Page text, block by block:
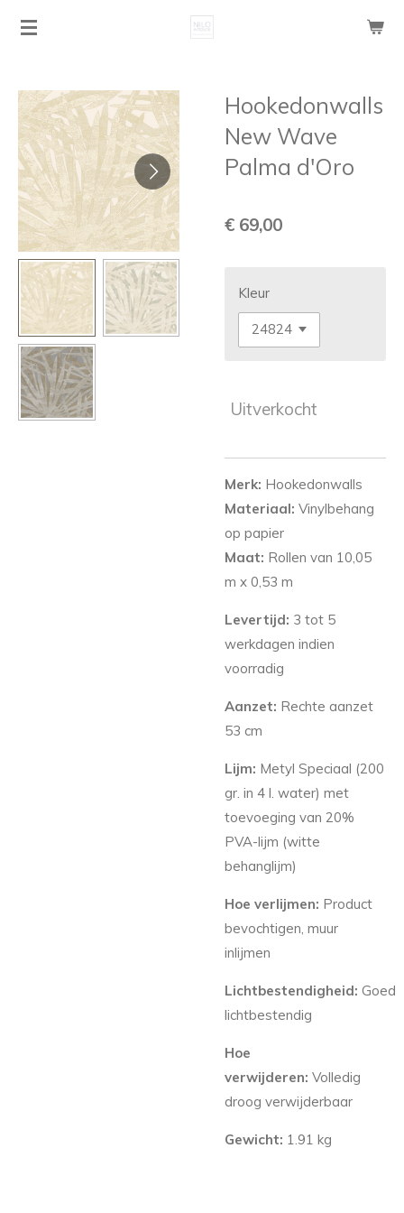
Ga
de
hoofdinhoud
Hookedonwalls
New Wave
Palma d'Oro
€ 69,00
Kleur
Uitverkocht
Merk: Hookedonwalls
Materiaal: Vinylbehang
op papier
Maat: Rollen van 10,05
m x 0,53 m
Levertijd: 3 tot 5
werkdagen indien
voorradig
Aanzet: Rechte aanzet
53 cm
Lijm: Metyl Speciaal (200
gr. in 4 l. water) met
toevoeging van 20%
PVA-lijm (witte
behanglijm)
Hoe verlijmen: Product
bevochtigen, muur
inlijmen
Lichtbestendigheid: Goed
lichtbestendig
Hoe
verwijderen: Volledig
droog verwijderbaar
Gewicht: 1.91 kg